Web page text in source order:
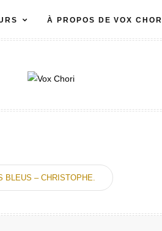
À PROPOS DE VOX CHORI
BLEUS – CHRISTOPHE.